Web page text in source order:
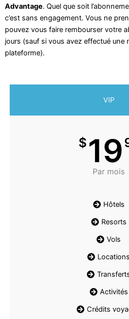
Advantage. Quel que soit
c’est sans engagement. Vous ne
pouvez vous faire rembourser votre
jours (sauf si vous avez effectué une
plateforme).
VIP
$19
Par mois
Hôtels
Resorts
Vols
Locations
Activités
Crédits